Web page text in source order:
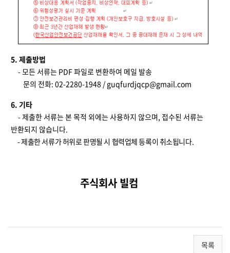
5. 제출방법
-모든 서류는 PDF파일로 변환하여 메일 발송
문의 전화: 02-2280-1948 / guqfurdjqcp@gmail.com
6. 기타
-제출한 서류는 본 목적 외에는 사용하지 않으며, 접수된 서류는
반환되지 않습니다.
-제출한 서류가 허위로 판명될 시 협력업체 등록이 취소됩니다.
주식회사 빌컴
목록